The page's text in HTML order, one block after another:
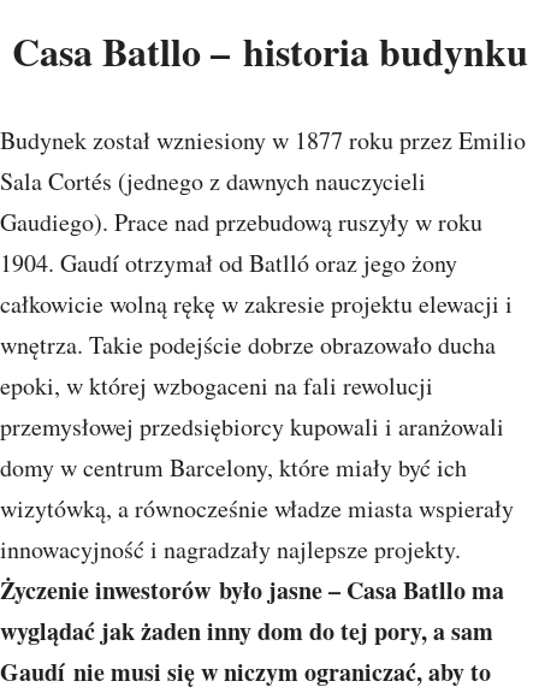
Casa Batllo – historia budynku
Budynek został wzniesiony w 1877 roku przez Emilio
Sala Cortés (jednego z dawnych nauczycieli
Gaudiego). Prace nad przebudową ruszyły w roku
1904. Gaudí otrzymał od Batlló oraz jego żony
całkowicie wolną rękę w zakresie projektu elewacji i
wnętrza. Takie podejście dobrze obrazowało ducha
epoki, w której wzbogaceni na fali rewolucji
przemysłowej przedsiębiorcy kupowali i aranżowali
domy w centrum Barcelony, które miały być ich
wizytówką, a równocześnie władze miasta wspierały
innowacyjność i nagradzały najlepsze projekty.
Życzenie inwestorów było jasne – Casa Batllo ma
wyglądać jak żaden inny dom do tej pory, a sam
Gaudí nie musi się w niczym ograniczać, aby to